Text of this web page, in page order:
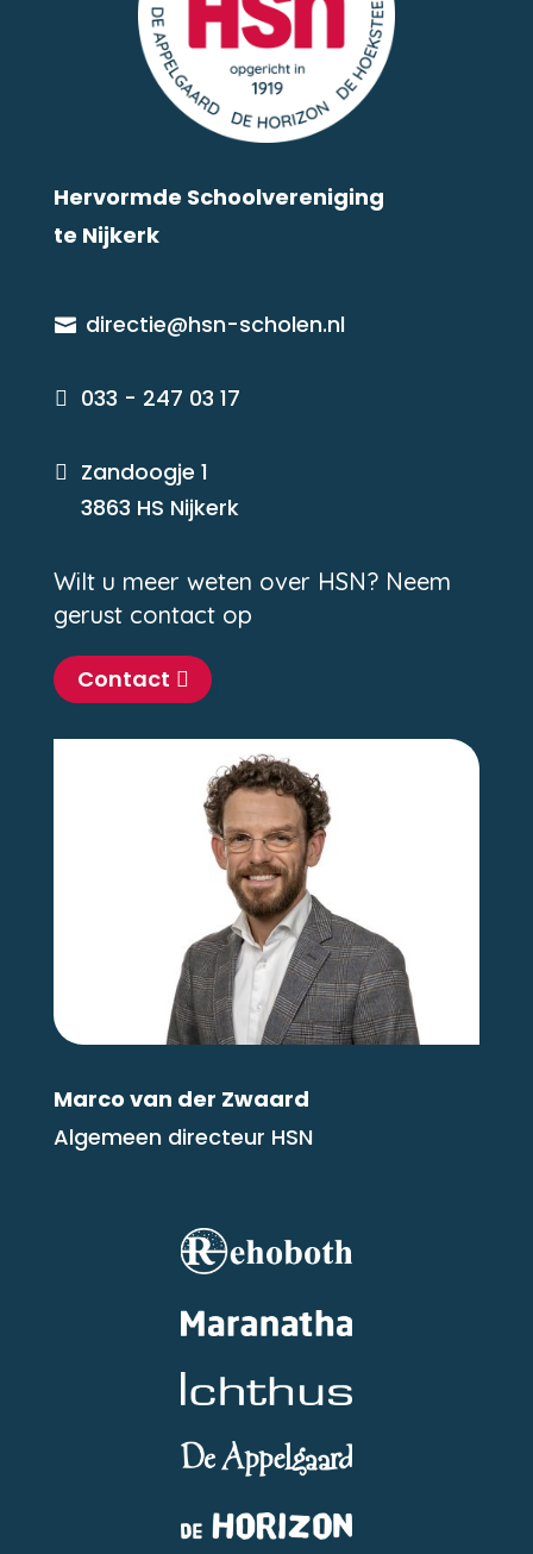
Hervormde Schoolvereniging
te Nijkerk
 directie@hsn-scholen.nl
 033 - 247 03 17

Zandoogje 1
3863 HS Nijkerk
Wilt u meer weten over HSN? Neem
gerust contact op
Contact
Marco van der Zwaard
Algemeen directeur HSN